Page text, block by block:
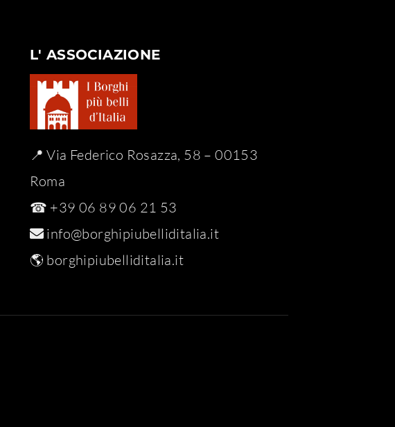
L' ASSOCIAZIONE
📍 Via Federico Rosazza, 58 – 00153
Roma
☎ +39 06 89 06 21 53
info@borghipiubelliditalia.it
🌎 borghipiubelliditalia.it